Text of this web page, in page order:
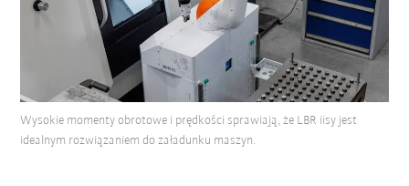
Wysokie momenty obrotowe i prędkości sprawiają, że LBR iisy jest
idealnym rozwiązaniem do załadunku maszyn.